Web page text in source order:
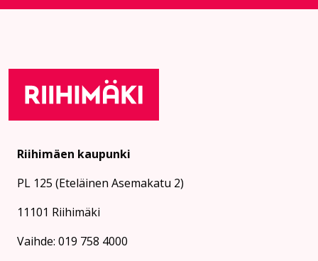
Riihimäen kaupunki
PL 125 (Eteläinen Asemakatu 2)
11101 Riihimäki
Vaihde: 019 758 4000